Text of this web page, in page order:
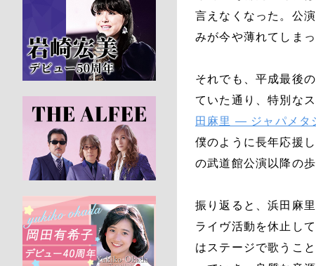
言えなくなった。公
みが今や薄れてしま
それでも、平成最後
ていた通り、特別な
田麻里 ― ジャパメタ
僕のように長年応援
の武道館公演以降の
振り返ると、浜田麻
ライヴ活動を休止し
はステージで歌うこ